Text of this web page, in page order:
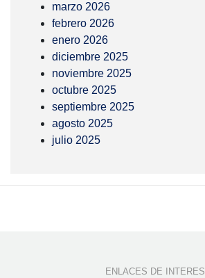
marzo 2026
febrero 2026
enero 2026
diciembre 2025
noviembre 2025
octubre 2025
septiembre 2025
agosto 2025
julio 2025
ENLACES DE INTERES